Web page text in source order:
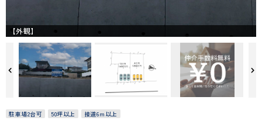
【外観】
駐車場2台可 50坪以上 接道6ｍ以上